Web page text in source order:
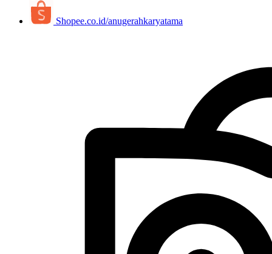
Shopee.co.id/anugerahkaryatama